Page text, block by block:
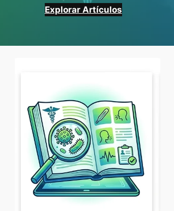
Explorar Artículos